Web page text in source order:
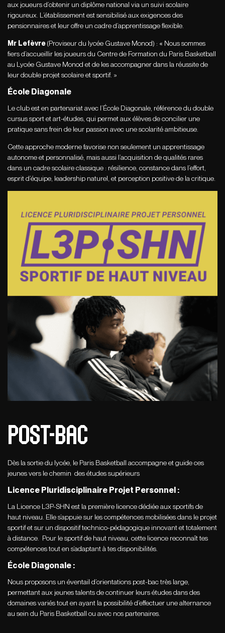
aux joueurs d’obtenir un diplôme national via un suivi scolaire
rigoureux. L’établissement est sensibilisé aux exigences des
pensionnaires et leur offre un cadre d’apprentissage flexible.
Mr Lefèvre(Proviseur du lycée Gustave Monod) : « Nous sommes
fiers d’accueillir les joueurs du Centre de Formation du Paris Basketball
au Lycée Gustave Monod et de les accompagner dans la réussite de
leur double projet scolaire et sportif. »
École Diagonale
Le club est en partenariat avec l’École Diagonale, référence du double
cursus sport et art-études, qui permet aux élèves de concilier une
pratique sans frein de leur passion avec une scolarité ambitieuse.
Cette approche moderne favorise non seulement un apprentissage
autonome et personnalisé, mais aussi l’acquisition de qualités rares
dans un cadre scolaire classique : résilience, constance dans l’effort,
esprit d’équipe, leadership naturel, et perception positive de la critique.
Post-Bac
Dès la sortie du lycée, le Paris Basketball accompagne et guide ces
jeunes vers le chemin des études supérieurs
Licence Pluridisciplinaire Projet Personnel :
La Licence L3P-SHN est la première licence dédiée aux sportifs de
haut niveau. Elle s’appuie sur les compétences mobilisées dans le projet
sportif et sur un dispositif technico-pédagogique innovant et totalement
à distance. Pour le sportif de haut niveau, cette licence reconnaît tes
compétences tout en s’adaptant à tes disponibilités.
École Diagonale :
Nous proposons un éventail d’orientations post-bac très large,
permettant aux jeunes talents de continuer leurs études dans des
domaines variés tout en ayant la possibilité d’effectuer une alternance
au sein du Paris Basketball ou avec nos partenaires.